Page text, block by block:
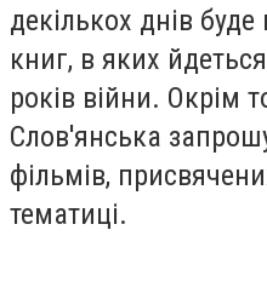
декількох днів
книг, в яких
років війни. Окрім
Слов'янська
фільмів,
тематиці.